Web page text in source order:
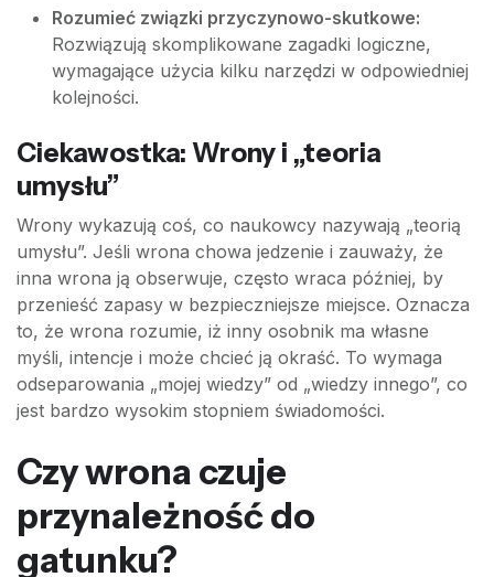
Rozumieć związki przyczynowo-skutkowe:
Rozwiązują skomplikowane zagadki logiczne,
wymagające użycia kilku narzędzi w odpowiedniej
kolejności.
Ciekawostka: Wrony i „teoria
umysłu”
Wrony wykazują coś, co naukowcy nazywają „teorią
umysłu”. Jeśli wrona chowa jedzenie i zauważy, że
inna wrona ją obserwuje, często wraca później, by
przenieść zapasy w bezpieczniejsze miejsce. Oznacza
to, że wrona rozumie, iż inny osobnik ma własne
myśli, intencje i może chcieć ją okraść. To wymaga
odseparowania „mojej wiedzy” od „wiedzy innego”, co
jest bardzo wysokim stopniem świadomości.
Czy wrona czuje
przynależność do
gatunku?